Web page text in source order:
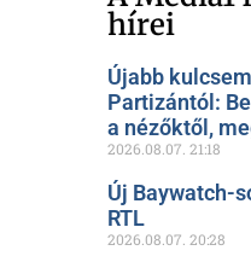
hírei
Újabb
Partizántól:
a nézőktől,
2026.08.07. 21:18
Új Baywatch-
RTL
2026.08.07. 20:28